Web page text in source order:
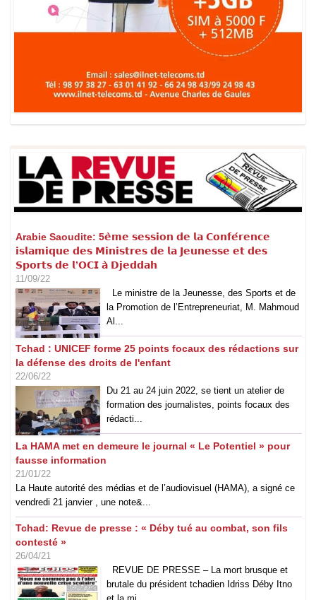
Arabie Saoudite: 5𝗲̀𝗺𝗲 𝘀𝗲𝘀𝘀𝗶𝗼𝗻 𝗱𝗲 𝗹𝗮 𝗖𝗼𝗻𝗳𝗲́𝗿𝗲𝗻𝗰𝗲
𝗶𝘀𝗹𝗮𝗺𝗶𝗾𝘂𝗲 𝗱𝗲𝘀 𝗠𝗶𝗻𝗶𝘀𝘁𝗿𝗲𝘀 𝗱𝗲 𝗹𝗮 𝗝𝗲𝘂𝗻𝗲𝘀𝘀𝗲 𝗲𝘁 𝗱𝗲𝘀
𝗦𝗽𝗼𝗿𝘁𝘀 𝗱𝗲 𝗹’𝗢𝗖𝗜 𝗮̀ 𝗗𝗷𝗲𝗱𝗱𝗮𝗵
11/09/22
Le ministre de la Jeunesse, des Sports et de
la Promotion de l’Entrepreneuriat, M. Mahmoud
Al...
Tchad : UNICEF forme 25 points focaux des rédactions sur
la défense des droits de l'enfant
22/06/22
Du 21 au 24 juin 2022, se tient un atelier de
formation des journalistes, points focaux des
rédacti...
La HAMA met en demeure le journal « Le Potentiel » pour
fausse information
21/01/22
La Haute autorité des médias et de l’audiovisuel (HAMA), a signé ce
vendredi 21 janvier , une note&...
Tchad: Revue de presse : « Déby tué au combat, son fils
contesté »
26/04/21
REVUE DE PRESSE – La mort brusque et
brutale du président tchadien Idriss Déby Itno